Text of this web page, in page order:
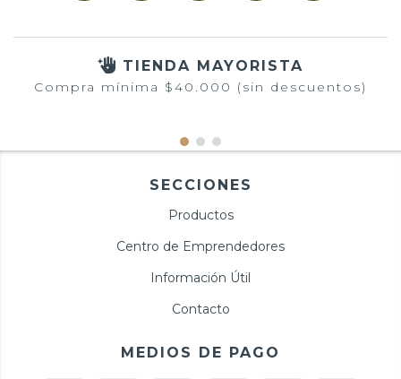
TIENDA MAYORISTA
Compra mínima $40.000 (sin descuentos)
SECCIONES
Productos
Centro de Emprendedores
Información Útil
Contacto
MEDIOS DE PAGO